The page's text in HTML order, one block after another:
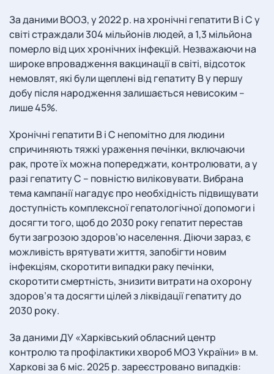
За даними ВООЗ, у 2022 р. на хронічні гепатити В і С у
світі страждали 304 мільйонів людей, а 1,3 мільйона
померло від цих хронічних інфекцій. Незважаючи на
широке впровадження вакцинації в світі, відсоток
немовлят, які були щеплені від гепатиту В у першу
добу після народження залишається невисоким –
лише 45%.
Хронічні гепатити В і С непомітно для людини
спричиняють тяжкі ураження печінки, включаючи
рак, проте їх можна попереджати, контролювати, а у
разі гепатиту С – повністю виліковувати. Вибрана
тема кампанії нагадує про необхідність підвищувати
доступність комплексної гепатологічної допомоги і
досягти того, щоб до 2030 року гепатит перестав
бути загрозою здоров’ю населення. Діючи зараз, є
можливість врятувати життя, запобігти новим
інфекціям, скоротити випадки раку печінки,
скоротити смертність, знизити витрати на охорону
здоров’я та досягти цілей з ліквідації гепатиту до
2030 року.
За даними ДУ «Харківський обласний центр
контролю та профілактики хвороб МОЗ України» в м.
Харкові за 6 міс. 2025 р. зареєстровано випадків: